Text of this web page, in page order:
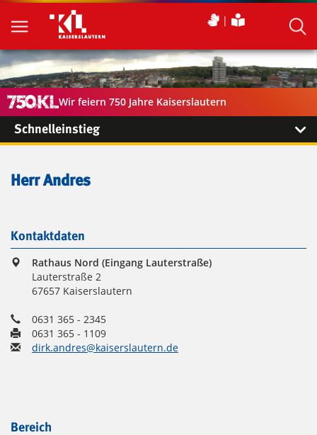
Wir feiern 750 Jahre Kaiserslautern
Schnelleinstieg
Herr Andres
Kontaktdaten
Rathaus Nord (Eingang Lauterstraße)
Lauterstraße 2
67657 Kaiserslautern
0631 365 - 2345
0631 365 - 1109
dirk.andres@kaiserslautern.de
Bereich